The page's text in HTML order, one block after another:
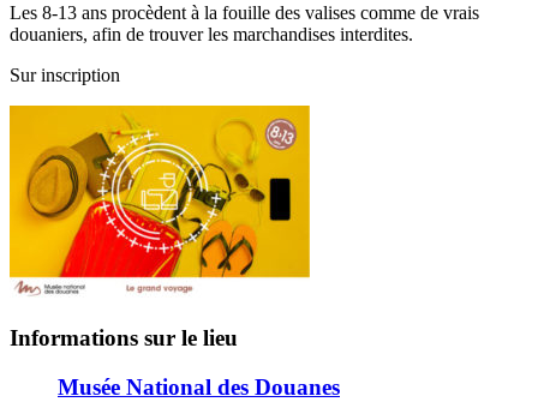
Les 8-13 ans procèdent à la fouille des valises comme de vrais
douaniers, afin de trouver les marchandises interdites.
Sur inscription
Informations sur le lieu
Musée National des Douanes